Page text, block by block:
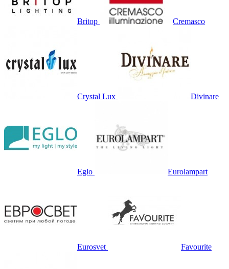
Britop Cremasco
Crystal Lux Divinare
Eglo Eurolampart
Eurosvet Favourite